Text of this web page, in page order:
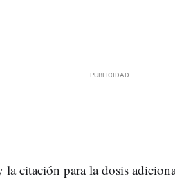
la citación para la dosis